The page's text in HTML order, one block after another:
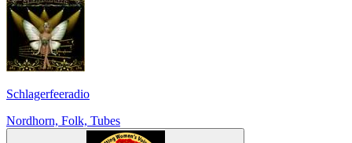
Schlagerfeeradio
Nordhorn, Folk, Tubes